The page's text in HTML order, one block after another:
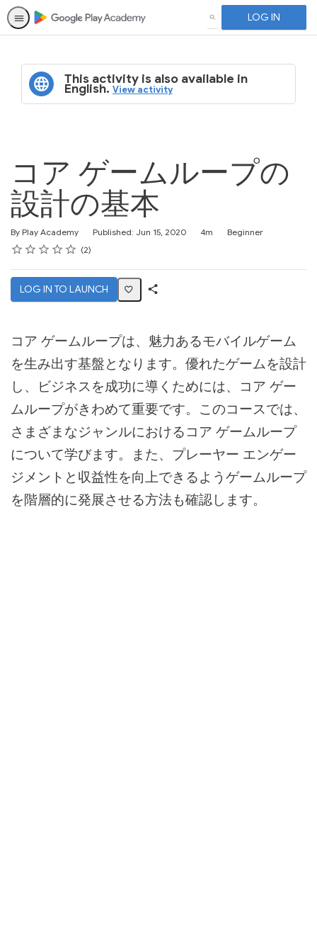
SEARCH LOG IN
This activity is also available in
English.View activity
コア ゲームループの
設計の基本
By Play Academy Published: Jun 15, 2020
Duration 4m
Difficulty
Beginner
Rating
1 star
2 stars
3 stars
4 stars
5 stars
Average rating: 4.5 2
2 reviews
LOG IN TO LAUNCH
コア ゲームループは、魅力あるモバイルゲーム
を生み出す基盤となります。優れたゲームを設計
し、ビジネスを成功に導くためには、コア ゲー
ムループがきわめて重要です。このコースでは、
さまざまなジャンルにおけるコア ゲームループ
について学びます。また、プレーヤー エンゲー
ジメントと収益性を向上できるようゲームループ
を階層的に発展させる方法も確認します。